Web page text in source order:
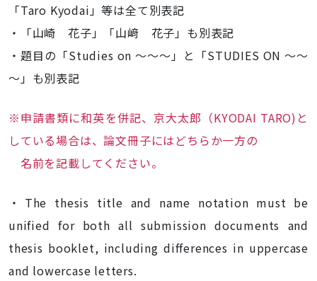
「Taro Kyodai」等は全て別表記
・「山崎 花子」「山﨑 花子」も別表記
・題目の「Studies on ～～～」と「STUDIES ON ～～
～」も別表記
※申請書類に和英を併記、京大太郎（KYODAI TARO)と
している場合は、論文冊子にはどちらか一方の
名前を記載してください。
・The thesis title and name notation must be
unified for both all submission documents and
thesis booklet, including differences in uppercase
and lowercase letters.